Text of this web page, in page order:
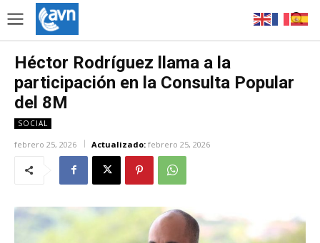
Héctor Rodríguez llama a la
participación en la Consulta Popular
del 8M
SOCIAL
febrero 25, 2026 Actualizado: febrero 25, 2026